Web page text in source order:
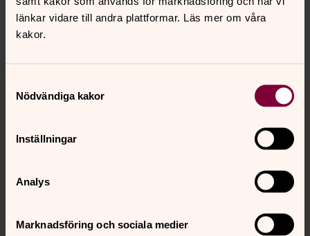
länkar vidare till andra plattformar. Läs mer om våra
kakor.
Nödvändiga kakor
Inställningar
Analys
Marknadsföring och sociala medier
Dela